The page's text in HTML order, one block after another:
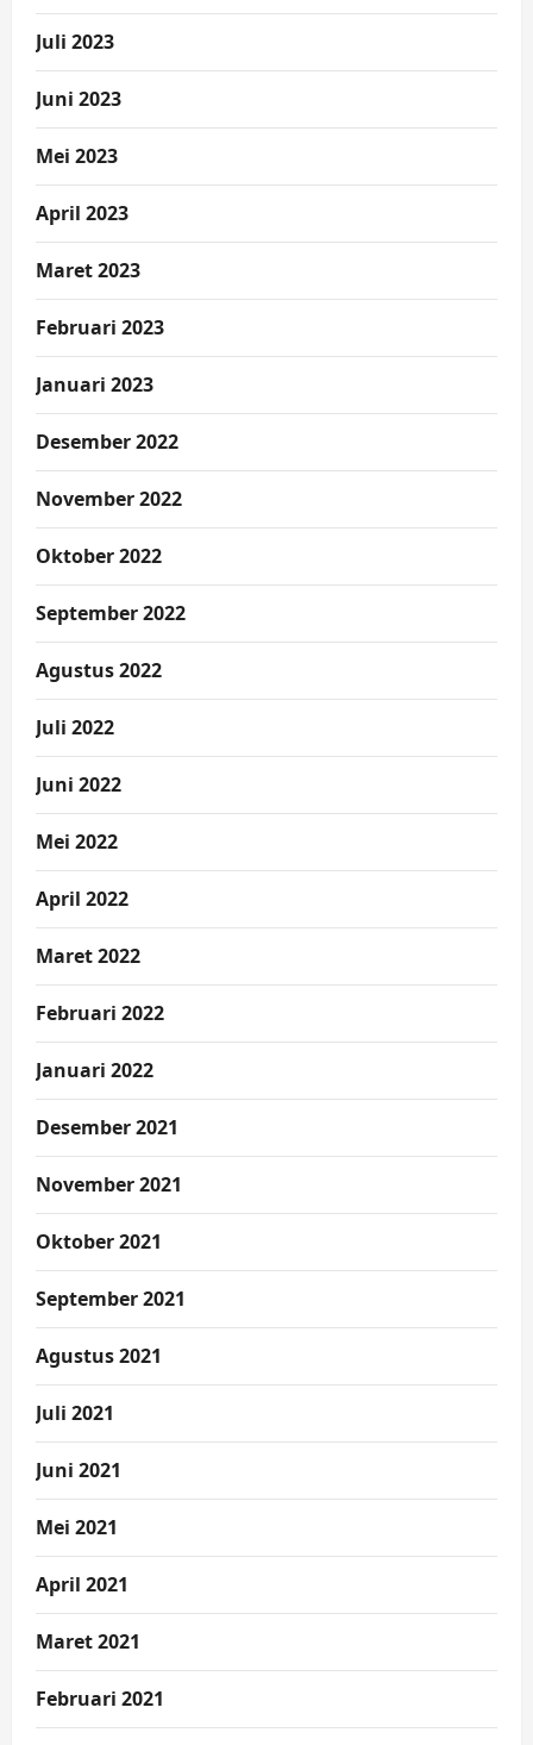
Juli 2023
Juni 2023
Mei 2023
April 2023
Maret 2023
Februari 2023
Januari 2023
Desember 2022
November 2022
Oktober 2022
September 2022
Agustus 2022
Juli 2022
Juni 2022
Mei 2022
April 2022
Maret 2022
Februari 2022
Januari 2022
Desember 2021
November 2021
Oktober 2021
September 2021
Agustus 2021
Juli 2021
Juni 2021
Mei 2021
April 2021
Maret 2021
Februari 2021